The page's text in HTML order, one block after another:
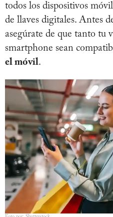
todos los dispositivos
de llaves digitales. Antes
asegúrate de que tanto tu
smartphone sean
el móvil.